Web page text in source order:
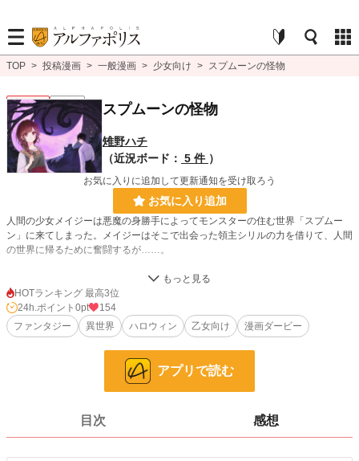
TOP > 投稿漫画 > 一般漫画 > 少女向け > スプムーンの怪物
少女向け 連載中 スプムーンの怪物
雉野ハチ
（近況ボード： 5 件 ）
お気に入りに追加して更新通知を受け取ろう
お気に入り追加
人間の少女メイジーは悪魔の身勝手によってモンスターの住む世界「スプムー
ン」に来てしまった。メイジーはそこで出会った領主シリルの力を借りて、人間
の世界に帰るために奮闘するが……。
乙女ゲーム版はこちら→https://emobox.booth.pm/items/2898904
フリーゲームですので、気になった方はぜひ！
漫画 8,552 位 / 8,552 件
1,155 位 / 1,155 件
0 pt
ページ数 115
HOTランキング 最高3位
24h.ポイント 0pt
154
ファンタジー
異世界 ハロウィン 乙女向け 漫画ダービー
アプリで読む
目次 感想